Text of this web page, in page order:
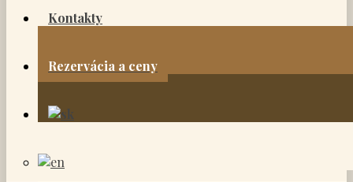
Kontakty
Rezervácia a ceny